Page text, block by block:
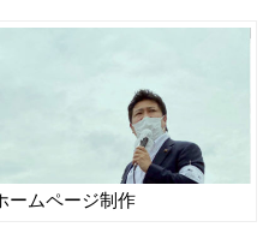
ムページ制作